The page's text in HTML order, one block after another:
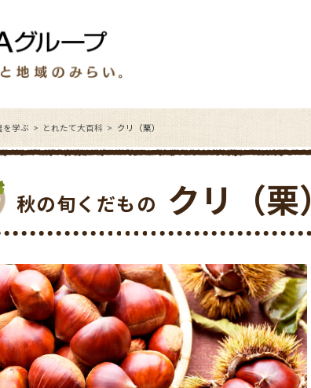
を学ぶ とれたて大百科 クリ（栗）
秋の旬くだもの クリ（栗）